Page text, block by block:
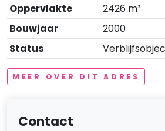
Oppervlakte
2426 m²
Bouwjaar
2000
Status
MEER OVER DIT ADRES
Contact